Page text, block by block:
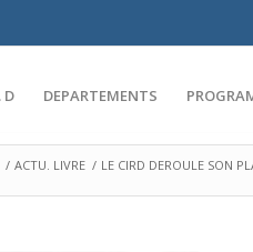
D DEPARTEMENTS
/ ACTU. LIVRE / LE CIRD DEROULE SON